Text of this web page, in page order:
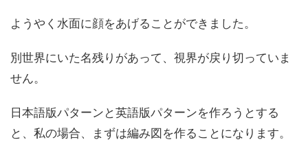
ようやく水面に顔をあげることができました。
別世界にいた名残りがあって、視界が戻り切っていま
せん。
日本語版パターンと英語版パターンを作ろうとする
と、私の場合、まずは編み図を作ることになります。